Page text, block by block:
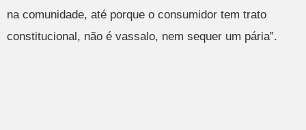
na comunidade, até porque o consumidor tem trato
constitucional, não é vassalo, nem sequer um pária”.